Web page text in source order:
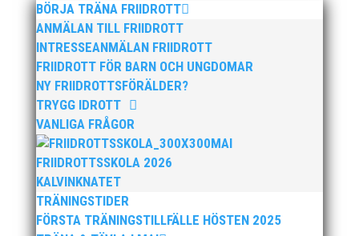
BÖRJA TRÄNA FRIIDROTT
ANMÄLAN TILL FRIIDROTT
INTRESSEANMÄLAN FRIIDROTT
FRIIDROTT FÖR BARN OCH UNGDOMAR
NY FRIIDROTTSFÖRÄLDER?
TRYGG IDROTT
VANLIGA FRÅGOR
MAI
FRIIDROTTSSKOLA 2026
KALVINKNATET
TRÄNINGSTIDER
FÖRSTA TRÄNINGSTILLFÄLLE HÖSTEN 2025
Bimo Soenarso slog klubbrekordet på
80m häck i P15
sep 8, 2016 |Okategoriserade
MAI hade roliga framgångar i finalen på
Kraftmätningen på Campusvallen i Linköping, där